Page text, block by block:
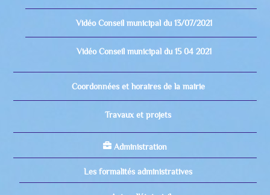
Vidéo Conseil municipal du 13/07/2021
Vidéo Conseil municipal du 15 04 2021
Coordonnées et horaires de la mairie
Travaux et projets
Administration
Les formalités administratives